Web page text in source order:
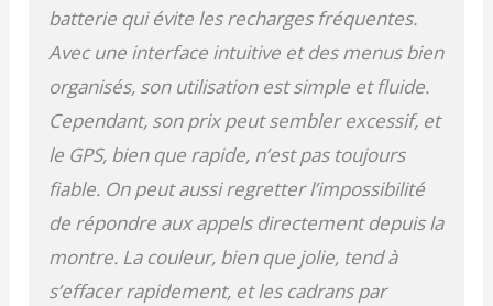
ultra résistant Corning
Gorilla Glass 3.
Autonomie : parcourez
des distances plus
longues, et restez en
mouvement plus
longtemps grâce à une
montre autonome
jusqu'à 5 jours en mode
connecté et jusqu'à 6
heures en mode GPS et
musique.
batterie qui évite les recharges fréquentes.
Avec une interface intuitive et des menus bien
organisés, son utilisation est simple et fluide.
Cependant, son prix peut sembler excessif, et
le GPS, bien que rapide, n’est pas toujours
fiable. On peut aussi regretter l’impossibilité
de répondre aux appels directement depuis la
montre. La couleur, bien que jolie, tend à
s’effacer rapidement, et les cadrans par